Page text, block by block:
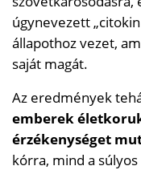
úgynevezett
állapothoz vezet,
saját magát.
Az eredmények
emberek
érzékenységet
kórra, mind a